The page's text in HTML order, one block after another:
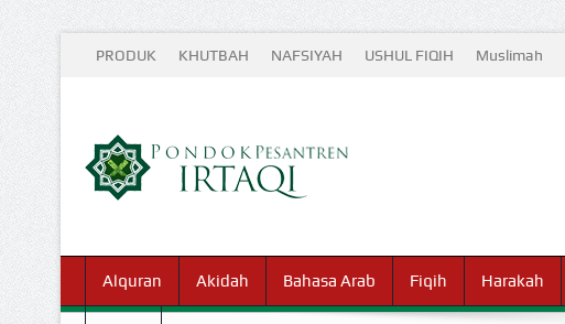
PRODUK KHUTBAH NAFSIYAH USHUL FIQIH Muslimah
Alquran Akidah Bahasa Arab Fiqih Harakah